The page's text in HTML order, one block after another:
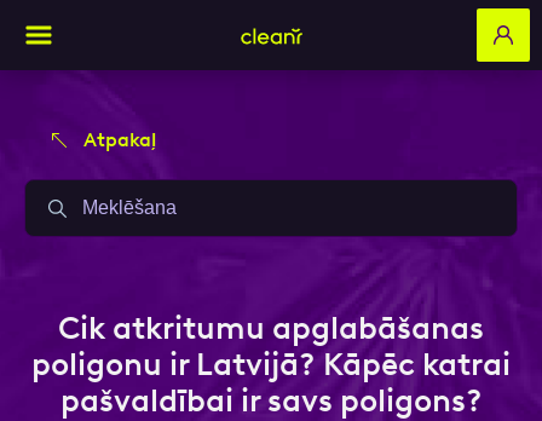
Atpakaļ
Cik atkritumu apglabāšanas
poligonu ir Latvijā? Kāpēc katrai
pašvaldībai ir savs poligons?
Aizpildi pieteikuma formu un mēs ar tevi
sazināsimies
E-pasts
Aizpildi pieteikuma formu un mēs ar tevi
sazināsimies
E-pasts